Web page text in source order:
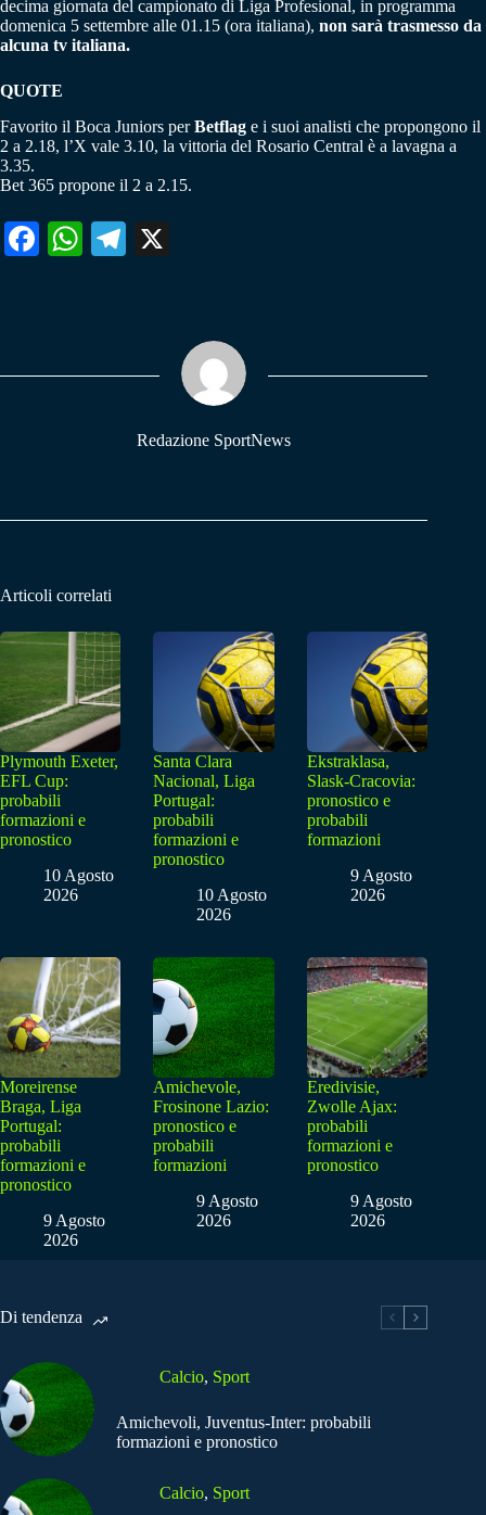
decima giornata del campionato di Liga Profesional, in programma
domenica 5 settembre alle 01.15 (ora italiana), non sarà trasmesso da
alcuna tv italiana.
QUOTE
Favorito il Boca Juniors perBetflag e i suoi analisti che propongono il
2 a 2.18, l’X vale 3.10, la vittoria del Rosario Central è a lavagna a
3.35.
Bet 365 propone il 2 a 2.15.
Fa W
pp
Te
m
Redazione SportNews
Articoli correlati
Plymouth Exeter,
EFL Cup:
probabili
formazioni e
pronostico
10 Agosto
2026
Santa Clara
Nacional, Liga
Portugal:
probabili
formazioni e
pronostico
10 Agosto
2026
Ekstraklasa,
Slask-Cracovia:
pronostico e
probabili
formazioni
9 Agosto
2026
Moreirense
Braga, Liga
Portugal:
probabili
formazioni e
pronostico
9 Agosto
2026
Amichevole,
Frosinone Lazio:
pronostico e
probabili
formazioni
9 Agosto
2026
Eredivisie,
Zwolle Ajax:
probabili
formazioni e
pronostico
9 Agosto
2026
Di tendenza
Calcio, Sport
Amichevoli, Juventus-Inter: probabili
formazioni e pronostico
Calcio, Sport